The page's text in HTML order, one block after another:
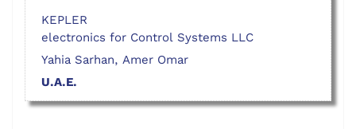
KEPLER
electronics for Control Systems LLC
Yahia Sarhan, Amer Omar
U.A.E.